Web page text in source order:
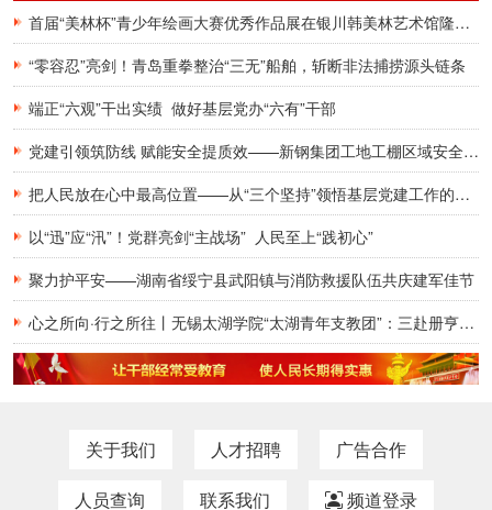
首届“美林杯”青少年绘画大赛优秀作品展在银川韩美林艺术馆隆重开幕
“零容忍”亮剑！青岛重拳整治“三无”船舶，斩断非法捕捞源头链条
端正“六观”干出实绩 做好基层党办“六有”干部
党建引领筑防线 赋能安全提质效——新钢集团工地工棚区域安全管理创新实践研究
把人民放在心中最高位置——从“三个坚持”领悟基层党建工作的为民初心
以“迅”应“汛”！党群亮剑“主战场” 人民至上“践初心”
聚力护平安——湖南省绥宁县武阳镇与消防救援队伍共庆建军佳节
心之所向·行之所往丨无锡太湖学院“太湖青年支教团”：三赴册亨，十年之约再启盛夏
关于我们 人才招聘
广告合作
人员查询
联系我们 频道登录